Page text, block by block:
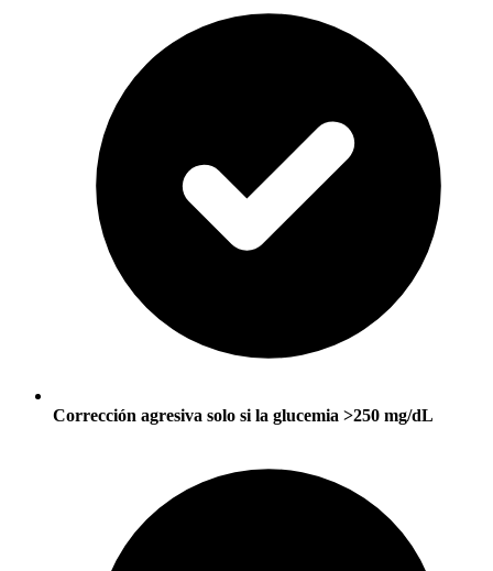
Corrección agresiva solo si la glucemia >250 mg/dL